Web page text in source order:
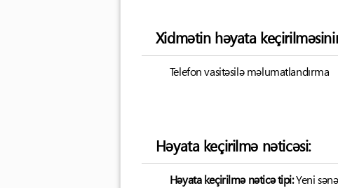
Xidmətin həyata
Telefon vasitəsilə məlumatlandırma
Həyata keçirilmə nəticəsi:
Həyata keçirilmə nəticə tipi:Yeni